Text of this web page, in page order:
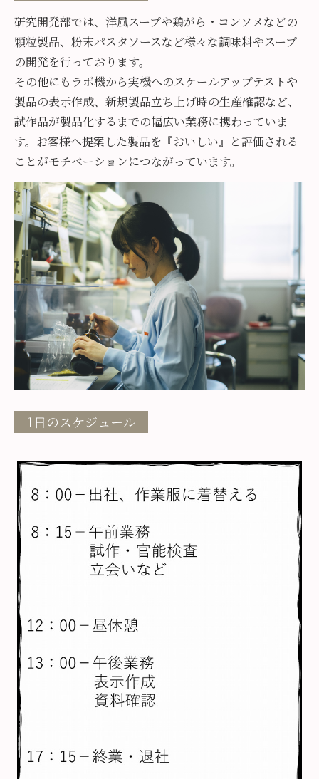
研究開発部では、洋風スープや鶏がら・コンソメなどの
顆粒製品、粉末パスタソースなど様々な調味料やスープ
の開発を行っております。
その他にもラボ機から実機へのスケールアップテストや
製品の表示作成、新規製品立ち上げ時の生産確認など、
試作品が製品化するまでの幅広い業務に携わっていま
す。お客様へ提案した製品を『おいしい』と評価される
ことがモチベーションにつながっています。
1日のスケジュール